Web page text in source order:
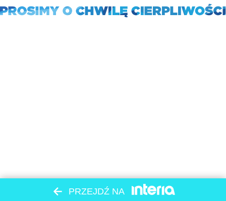
PRZEJDŹ NA